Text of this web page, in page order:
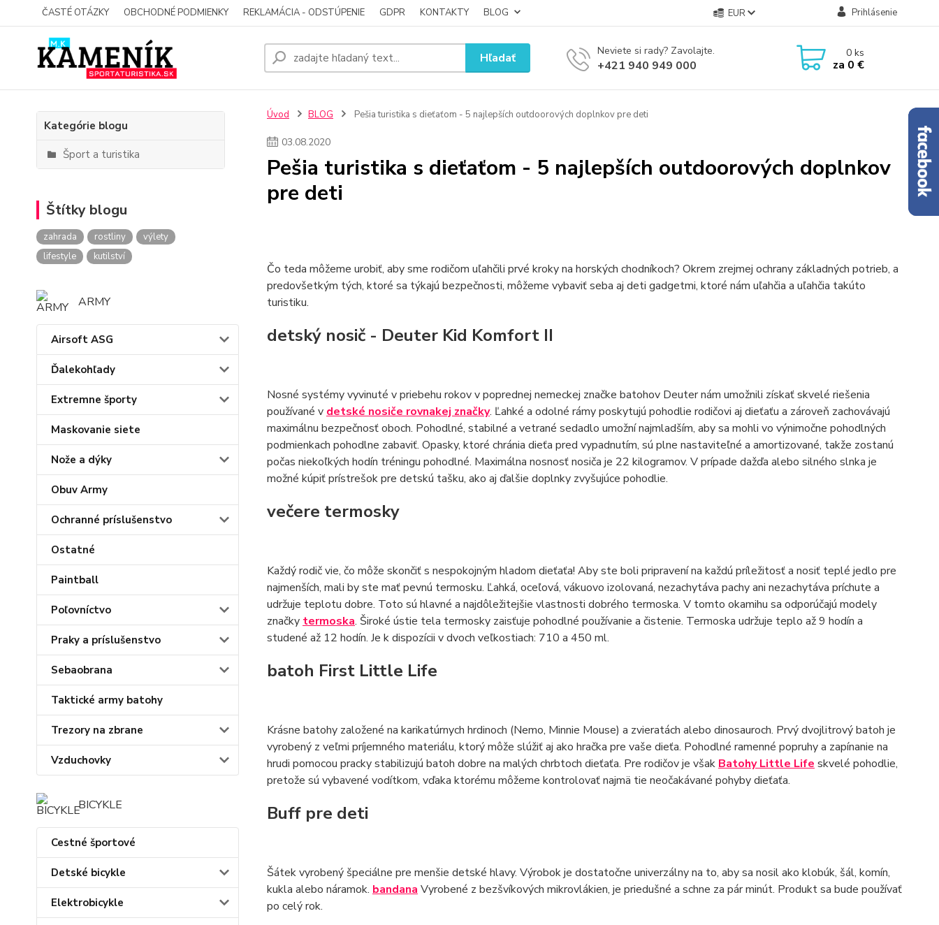
ČASTÉ OTÁZKY OBCHODNÉ PODMIENKY REKLAMÁCIA - ODSTÚPENIE GDPR KONTAKTY BLOG EUR Prihlásenie
Hľadať Neviete si rady? Zavolajte.
+421 940 949 000
0ks
za 0 €
Kategórie blogu
Šport a turistika
Štítky blogu
zahrada rostliny
výlety
lifestyle
kutilství
ARMY
Airsoft ASG
Ďalekohľady
Extremne športy
Maskovanie siete
Nože a dýky
Obuv Army
Ochranné príslušenstvo
Ostatné
Paintball
Poľovníctvo
Praky a príslušenstvo
Sebaobrana
Taktické army batohy
Trezory na zbrane
Vzduchovky
BICYKLE
Cestné športové
Detské bicykle
Elektrobicykle
Úvod BLOG Pešia turistika s dieťaťom - 5 najlepších outdoorových doplnkov pre deti
03.08.2020
Pešia turistika s dieťaťom - 5 najlepších outdoorových doplnkov
pre deti
Čo teda môžeme urobiť, aby sme rodičom uľahčili prvé kroky na horských chodníkoch? Okrem zrejmej ochrany základných potrieb, a
predovšetkým tých, ktoré sa týkajú bezpečnosti, môžeme vybaviť seba aj deti gadgetmi, ktoré nám uľahčia a uľahčia takúto
turistiku.
detský nosič - Deuter Kid Komfort II
Nosné systémy vyvinuté v priebehu rokov v poprednej nemeckej značke batohov Deuter nám umožnili získať skvelé riešenia
používané v detské nosiče rovnakej značky. Ľahké a odolné rámy poskytujú pohodlie rodičovi aj dieťaťu a zároveň zachovávajú
maximálnu bezpečnosť oboch. Pohodlné, stabilné a vetrané sedadlo umožní najmladším, aby sa mohli vo výnimočne pohodlných
podmienkach pohodlne zabaviť. Opasky, ktoré chránia dieťa pred vypadnutím, sú plne nastaviteľné a amortizované, takže zostanú
počas niekoľkých hodín tréningu pohodlné. Maximálna nosnosť nosiča je 22 kilogramov. V prípade dažďa alebo silného slnka je
možné kúpiť prístrešok pre detskú tašku, ako aj ďalšie doplnky zvyšujúce pohodlie.
večere termosky
Každý rodič vie, čo môže skončiť s nespokojným hladom dieťaťa! Aby ste boli pripravení na každú príležitosť a nosiť teplé jedlo pre
najmenších, mali by ste mať pevnú termosku. Ľahká, oceľová, vákuovo izolovaná, nezachytáva pachy ani nezachytáva príchute a
udržuje teplotu dobre. Toto sú hlavné a najdôležitejšie vlastnosti dobrého termoska. V tomto okamihu sa odporúčajú modely
značky termoska. Široké ústie tela termosky zaisťuje pohodlné používanie a čistenie. Termoska udržuje teplo až 9 hodín a
studené až 12 hodín. Je k dispozícii v dvoch veľkostiach: 710 a 450 ml.
batoh First Little Life
Krásne batohy založené na karikatúrnych hrdinoch (Nemo, Minnie Mouse) a zvieratách alebo dinosauroch. Prvý dvojlitrový batoh je
vyrobený z veľmi príjemného materiálu, ktorý môže slúžiť aj ako hračka pre vaše dieťa. Pohodlné ramenné popruhy a zapínanie na
hrudi pomocou pracky stabilizujú batoh dobre na malých chrbtoch dieťaťa. Pre rodičov je však Batohy Little Life skvelé pohodlie,
pretože sú vybavené vodítkom, vďaka ktorému môžeme kontrolovať najmä tie neočakávané pohyby dieťaťa.
Buff pre deti
Šátek vyrobený špeciálne pre menšie detské hlavy. Výrobok je dostatočne univerzálny na to, aby sa nosil ako klobúk, šál, komín,
kukla alebo náramok. bandana Vyrobené z bezšvíkových mikrovlákien, je priedušné a schne za pár minút. Produkt sa bude používať
po celý rok.